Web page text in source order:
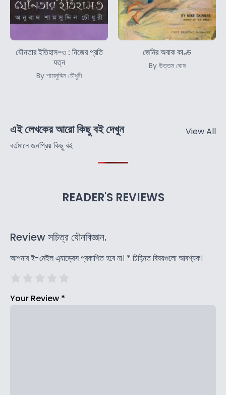
যৌনতার ইতিহাস-৩ : নিজের প্রতি
যত্ন
By শামসুদ্দিন চৌধুরী
জেনির অবাক কাণ্ড
By উত্তম ঘোষ
এই লেখকের আরো কিছু বই দেখুন
বর্তমানে জনপ্রিয় কিছু বই
View All
READER'S REVIEWS
Review সচিত্র যৌনবিজ্ঞান.
আপনার ই-মেইল এ্যাড্রেস প্রকাশিত হবে না। * চিহ্নিত বিষয়গুলো আবশ্যক।
Your Review *